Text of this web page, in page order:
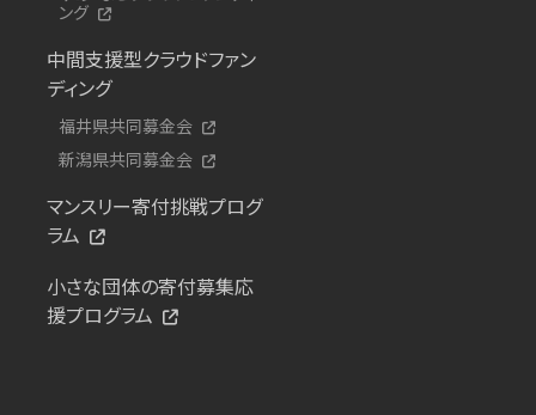
ング
中間支援型クラウドファン
ディング
福井県共同募金会
新潟県共同募金会
マンスリー寄付挑戦プログ
ラム
小さな団体の寄付募集応
援プログラム